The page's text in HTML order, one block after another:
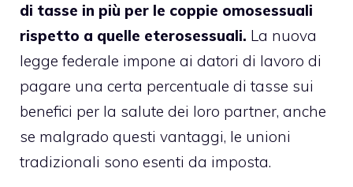
di tasse in più per le coppie omosessuali
rispetto a quelle eterosessuali. La nuova
legge federale impone ai datori di lavoro di
pagare una certa percentuale di tasse sui
benefici per la salute dei loro partner, anche
se malgrado questi vantaggi, le unioni
tradizionali sono esenti da imposta.